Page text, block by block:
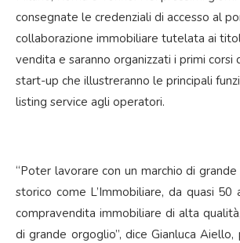
consegnate le credenziali di accesso al
collaborazione immobiliare tutelata ai
vendita e saranno organizzati i primi corsi
start-up che illustreranno le principali
listing service agli operatori.
“Poter lavorare con un marchio di
storico come L’Immobiliare, da quasi 50
compravendita immobiliare di alta
di grande orgoglio”, dice Gianluca Aiello,